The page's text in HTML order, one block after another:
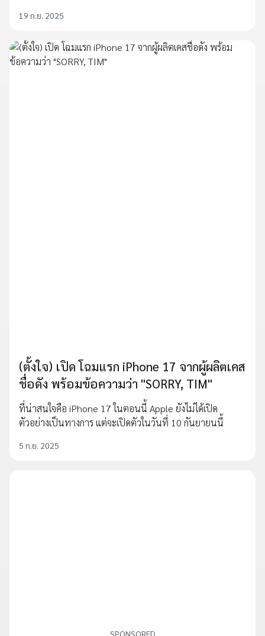
19 ก.ย. 2025
(ตั้งใจ) เปิด โฉมแรก iPhone 17 จากผู้ผลิตเคส
ชื่อดัง พร้อมข้อความว่า "SORRY, TIM"
ที่น่าสนใจคือ iPhone 17 ในตอนนี้ Apple ยังไม่ได้เปิด
ตัวอย่างเป็นทางการ แต่จะเปิดตัวในวันที่ 10 กันยายนนี้
5 ก.ย. 2025
SPONSORED